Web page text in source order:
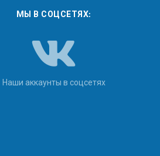
МЫ В СОЦСЕТЯХ:
Наши аккаунты в соцсетях